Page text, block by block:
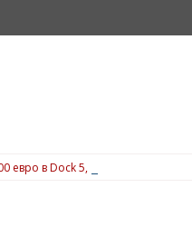
евро в Dock 5, вижте подробности